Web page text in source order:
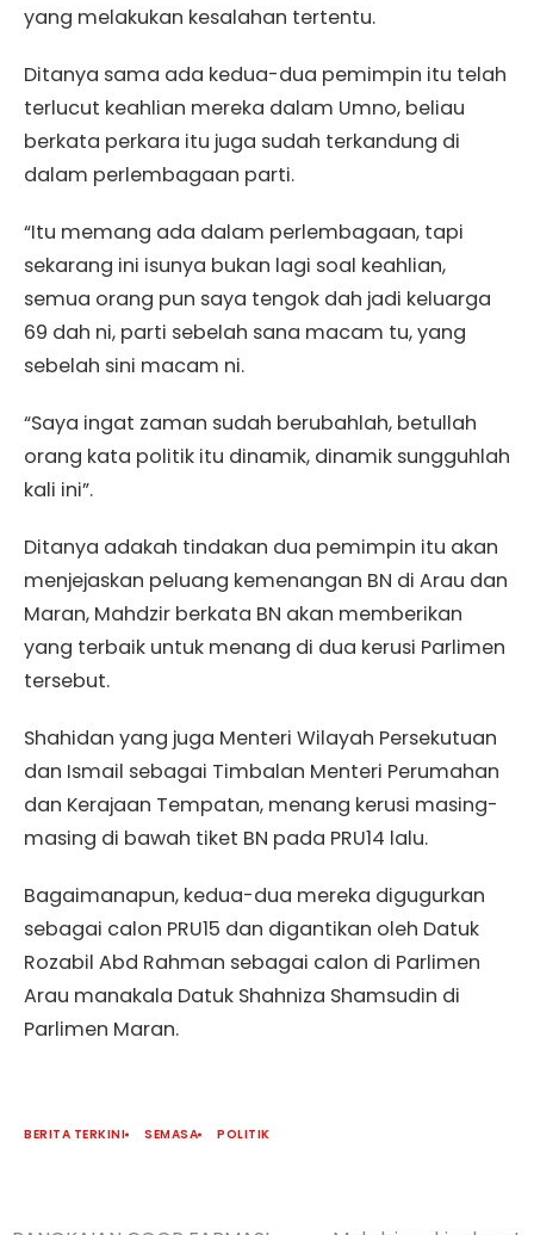
yang melakukan kesalahan tertentu.
Ditanya sama ada kedua-dua pemimpin itu telah
terlucut keahlian mereka dalam Umno, beliau
berkata perkara itu juga sudah terkandung di
dalam perlembagaan parti.
“Itu memang ada dalam perlembagaan, tapi
sekarang ini isunya bukan lagi soal keahlian,
semua orang pun saya tengok dah jadi keluarga
69 dah ni, parti sebelah sana macam tu, yang
sebelah sini macam ni.
“Saya ingat zaman sudah berubahlah, betullah
orang kata politik itu dinamik, dinamik sungguhlah
kali ini”.
Ditanya adakah tindakan dua pemimpin itu akan
menjejaskan peluang kemenangan BN di Arau dan
Maran, Mahdzir berkata BN akan memberikan
yang terbaik untuk menang di dua kerusi Parlimen
tersebut.
Shahidan yang juga Menteri Wilayah Persekutuan
dan Ismail sebagai Timbalan Menteri Perumahan
dan Kerajaan Tempatan, menang kerusi masing-
masing di bawah tiket BN pada PRU14 lalu.
Bagaimanapun, kedua-dua mereka digugurkan
sebagai calon PRU15 dan digantikan oleh Datuk
Rozabil Abd Rahman sebagai calon di Parlimen
Arau manakala Datuk Shahniza Shamsudin di
Parlimen Maran.
BERITA TERKINI SEMASA POLITIK